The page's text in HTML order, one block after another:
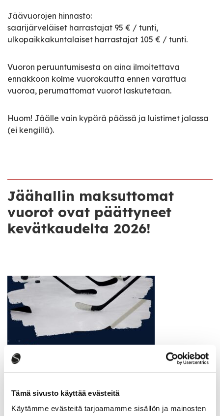
Tämä sivusto käyttää evästeitä
Käytämme evästeitä tarjoamamme sisällön ja mainosten
Jäävuorojen hinnasto:
saarijärveläiset harrastajat 95 € / tunti,
ulkopaikkakuntalaiset harrastajat 105 € / tunti.
Vuoron peruuntumisesta on aina ilmoitettava
ennakkoon kolme vuorokautta ennen varattua
vuoroa, perumattomat vuorot laskutetaan.
Huom! Jäälle vain kypärä päässä ja luistimet jalassa
(ei kengillä).
Jäähallin maksuttomat
vuorot ovat päättyneet
kevätkaudelta 2026!